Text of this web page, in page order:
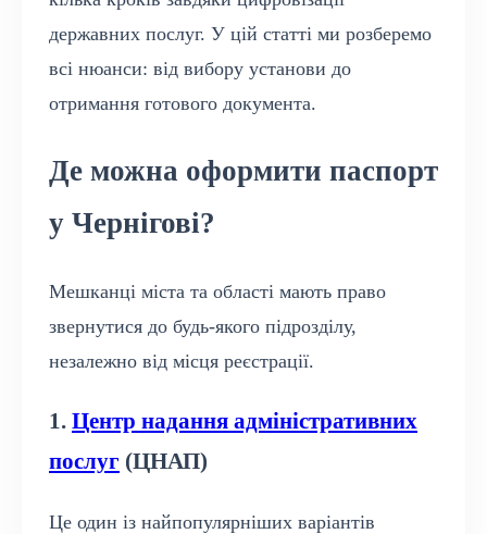
державних послуг. У цій статті ми розберемо
всі нюанси: від вибору установи до
отримання готового документа.
Де можна оформити паспорт
у Чернігові?
Мешканці міста та області мають право
звернутися до будь-якого підрозділу,
незалежно від місця реєстрації.
1. Центр надання адміністративних
послуг (ЦНАП)
Це один із найпопулярніших варіантів